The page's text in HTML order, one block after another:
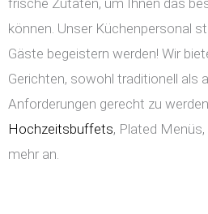
frische Zutaten, um Ihnen das
können. Unser Küchenpersonal
Gäste begeistern werden! Wir
Gerichten, sowohl traditionell als
Anforderungen gerecht zu
Hochzeitsbuffets, Plated
mehr an.